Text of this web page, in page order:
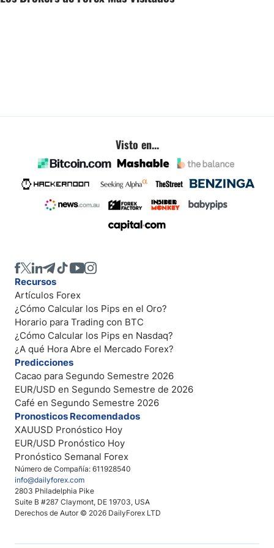
Visto en...
Número de Compañía: 611928540
info@dailyforex.com
2803 Philadelphia Pike
Suite B #287 Claymont, DE 19703, USA
Derechos de Autor © 2026 DailyForex LTD
Recursos
Artículos Forex
¿Cómo Calcular los Pips en el Oro?
Horario para Trading con BTC
¿Cómo Calcular los Pips en Nasdaq?
¿A qué Hora Abre el Mercado Forex?
Predicciones
Cacao para Segundo Semestre 2026
EUR/USD en Segundo Semestre de 2026
Café en Segundo Semestre 2026
Pronosticos Recomendados
XAUUSD Pronóstico Hoy
EUR/USD Pronóstico Hoy
Pronóstico Semanal Forex